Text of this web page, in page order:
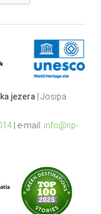
jezera | Josipa
| e-mail: info@np-